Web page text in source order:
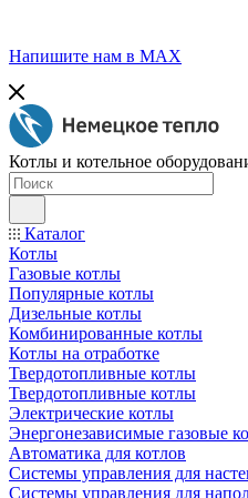
Напишите нам в МАХ
Котлы и котельное
Каталог
Котлы
Газовые котлы
Популярные котлы
Дизельные котлы
Комбинированные котлы
Котлы на отработке
Твердотопливные котлы
Твердотопливные котлы
Электрические котлы
Энергонезависимые газовые
Автоматика для котлов
Системы управления для
Системы управления для